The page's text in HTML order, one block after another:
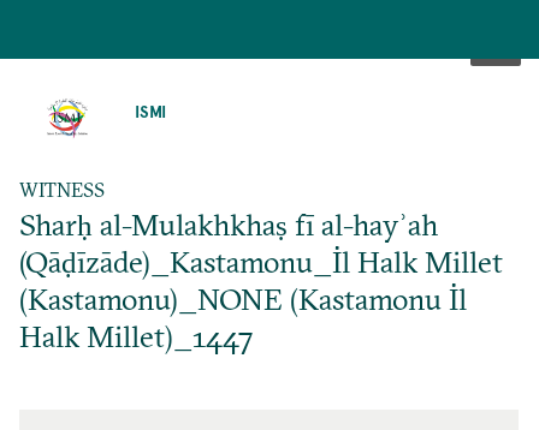
ISMI
WITNESS
Sharḥ al-Mulakhkhaṣ fī al-hayʾah
(Qāḍīzāde)_Kastamonu_İl Halk Millet
(Kastamonu)_NONE (Kastamonu İl
Halk Millet)_1447